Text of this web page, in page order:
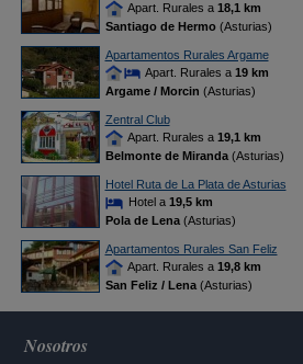
Apart. Rurales a 18,1 km
Santiago de Hermo(Asturias)
Apartamentos Rurales Argame
Apart. Rurales a 19 km
Argame / Morcin (Asturias)
Zentral Club
Apart. Rurales a 19,1 km
Belmonte de Miranda(Asturias)
Hotel Ruta de La Plata de Asturias
Hotel a 19,5 km
Pola de Lena(Asturias)
Apartamentos Rurales San Feliz
Apart. Rurales a 19,8 km
San Feliz / Lena(Asturias)
Nosotros